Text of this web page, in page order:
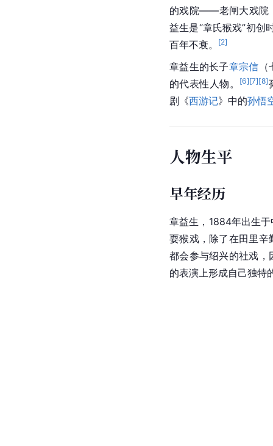
的戏院——老闸大戏院
益生是“章氏猴戏”初
百年不衰。
[2]
章益生的长子章宗信
的代表性人物。
[6][7][8]
剧《西游记》中的孙悟
人物生平
早年经历
章益生，1884年出生于
耍猴戏，除了在田里辛
都会参与绍兴的社戏，
的表演上形成自己独特